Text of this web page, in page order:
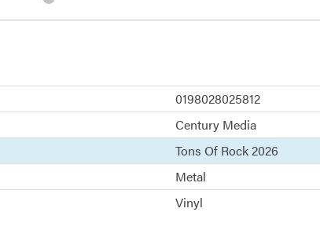
0198028025812
Century Media
Tons Of Rock 2026
Metal
Vinyl